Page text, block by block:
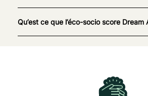
Qu’est ce que l’éco-socio score Dream